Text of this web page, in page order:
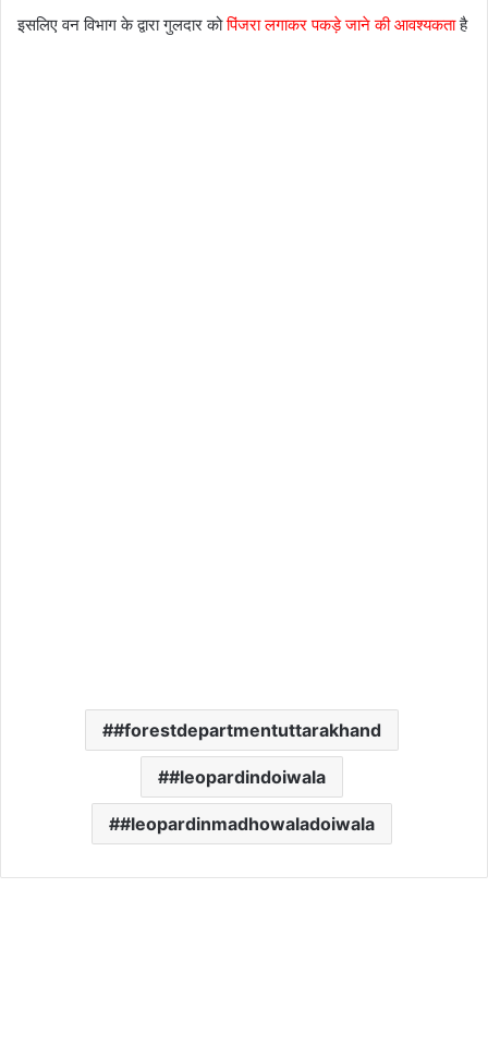
इसलिए वन विभाग के द्वारा गुलदार कोपिंजरा लगाकर पकड़े जाने की आवश्यकताहै
#forestdepartmentuttarakhand
#leopardindoiwala
#leopardinmadhowaladoiwala